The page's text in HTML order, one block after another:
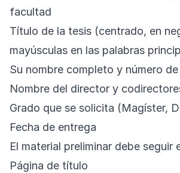
facultad
Título de la tesis (centrado, en
mayúsculas en las palabras
Su nombre completo y número
Nombre del director y
Grado que se solicita (Magíster,
Fecha de entrega
El material preliminar debe seguir
Página de título